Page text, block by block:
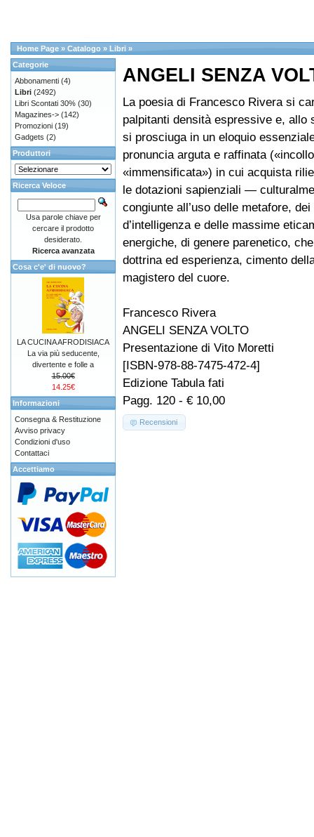
Home Page » Catalogo » Libri »
ANGELI SENZA
La poesia di Francesco Rivera si
palpitanti densità espressive e, allo
si prosciuga in un eloquio
pronuncia arguta e raffinata
«immensificata») in cui acquista
le dotazioni sapienziali —
congiunte all’uso delle metafore,
d’intelligenza e delle massime
energiche, di genere parenetico,
dottrina ed esperienza, cimento
magistero del cuore.
Francesco Rivera
ANGELI SENZA VOLTO
Presentazione di Vito Moretti
[ISBN-978-88-7475-472-4]
Edizione Tabula fati
Pagg. 120 - € 10,00
Recensioni
Categorie
Abbonamenti (4)
Libri (2492)
Libri Scontati 30% (30)
Magazines-> (142)
Promozioni (19)
Gadgets (2)
Produttori
Ricerca Veloce
Usa parole chiave per
cercare il prodotto
desiderato.
Ricerca avanzata
Cosa c'e' di nuovo?
LA CUCINA AFRODISIACA
La via più seducente,
divertente e folle a
15.00€
14.25€
Informazioni
Consegna & Restituzione
Avviso privacy
Condizioni d'uso
Contattaci
Accettiamo